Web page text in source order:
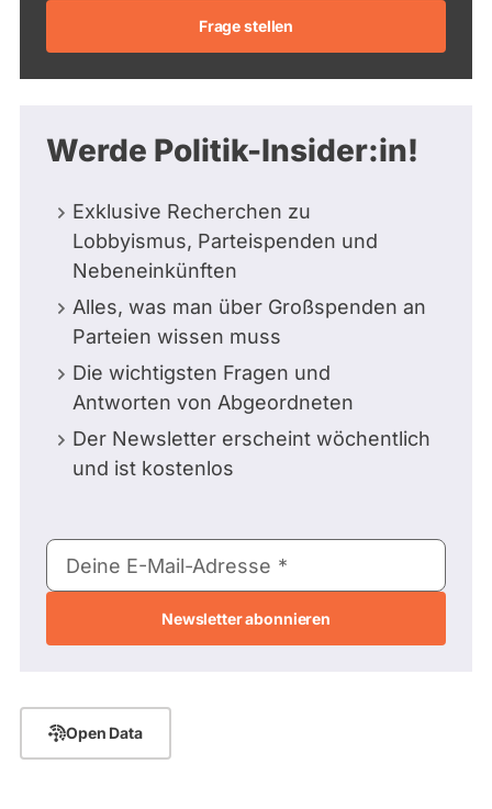
Frage stellen
Werde Politik-Insider:in!
Exklusive Recherchen zu
Lobbyismus, Parteispenden und
Nebeneinkünften
Alles, was man über Großspenden an
Parteien wissen muss
Die wichtigsten Fragen und
Antworten von Abgeordneten
Der Newsletter erscheint wöchentlich
und ist kostenlos
E-
Mail-
Deine E-Mail-Adresse
Open Data